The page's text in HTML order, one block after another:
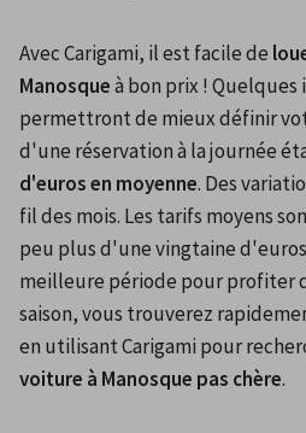
Avec Carigami, il est facile de
Manosque à bon prix !
permettront de mieux définir
d'une réservation à la journée
d'euros en moyenne. Des
fil des mois. Les tarifs moyens
peu plus d'une vingtaine
meilleure période pour profiter
saison, vous trouverez
en utilisant Carigami pour
voiture à Manosque pas chère.